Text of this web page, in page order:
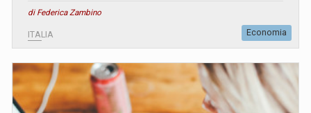
di Federica Zambino
ITALIA Economia